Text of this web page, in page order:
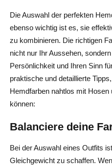
Die Auswahl der perfekten
ebenso wichtig ist es, sie
zu kombinieren. Die richtigen
nicht nur Ihr Aussehen,
Persönlichkeit und Ihren Sinn
praktische und detaillierte
Hemdfarben nahtlos mit
können:
Balanciere deine
Bei der Auswahl eines Outfits
Gleichgewicht zu schaffen.